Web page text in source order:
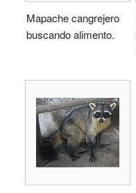
Mapache cangrejero
buscando alimento.